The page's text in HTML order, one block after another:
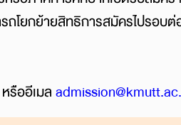
ถโยกย้ายสิทธิการสมัครไปรอบ
หรืออีเมล